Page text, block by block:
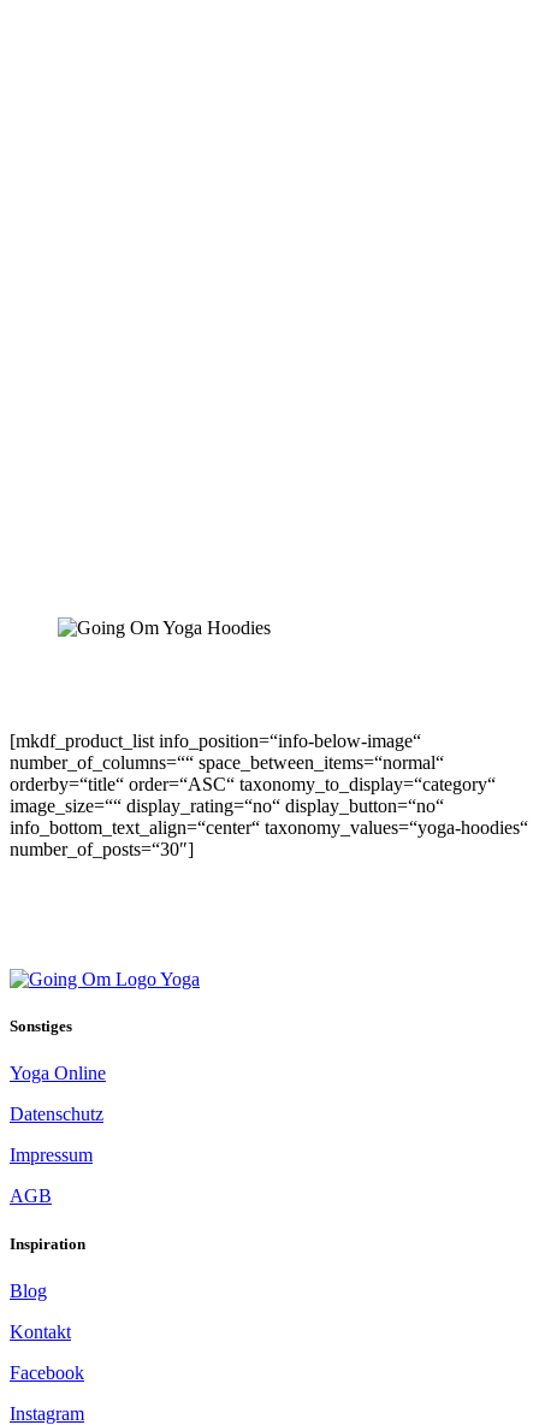
[mkdf_product_list info_position=“info-below-image“
number_of_columns=““ space_between_items=“normal“
orderby=“title“ order=“ASC“ taxonomy_to_display=“category“
image_size=““ display_rating=“no“ display_button=“no“
info_bottom_text_align=“center“ taxonomy_values=“yoga-hoodies“
number_of_posts=“30″]
Sonstiges
Yoga Online
Datenschutz
Impressum
AGB
Inspiration
Blog
Kontakt
Facebook
Instagram